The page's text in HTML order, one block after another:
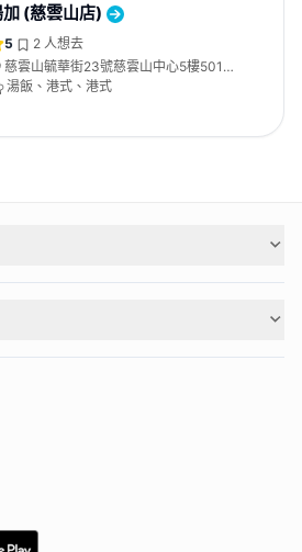
(慈雲山店)
5 2 人想去
慈雲山毓華街23號慈雲山中心5樓501-
502號舖
湯飯、港式、港式